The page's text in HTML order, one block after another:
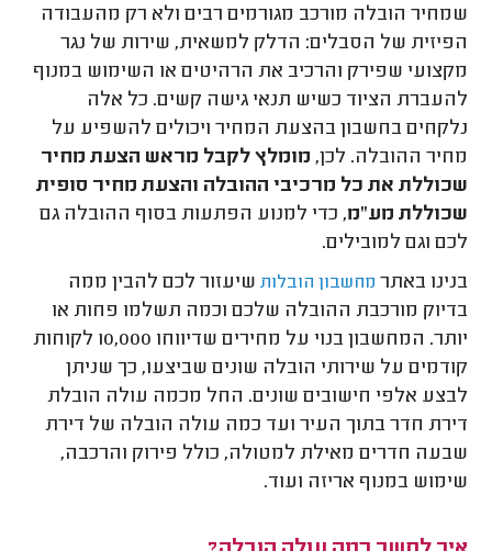
שמחיר הובלה מורכב מגורמים רבים ולא רק מהעבודה
הפיזית של הסבלים: הדלק למשאית, שירות של נגר
מקצועי שפירק והרכיב את הרהיטים או השימוש במנוף
להעברת הציוד כשיש תנאי גישה קשים. כל אלה
נלקחים בחשבון בהצעת המחיר ויכולים להשפיע על
מחיר ההובלה. לכן, מומלץ לקבל מראש הצעת מחיר
שכוללת את כל מרכיבי ההובלה והצעת מחיר סופית
שכוללת מע"מ, כדי למנוע הפתעות בסוף ההובלה גם
לכם וגם למובילים.
בנינו באתר מחשבון הובלות שיעזור לכם להבין ממה
בדיוק מורכבת ההובלה שלכם וכמה תשלמו פחות או
יותר. המחשבון בנוי על מחירים שדיווחו 10,000 לקוחות
קודמים על שירותי הובלה שונים שביצעו, כך שניתן
לבצע אלפי חישובים שונים. החל מכמה עולה הובלת
דירת חדר בתוך העיר ועד כמה עולה הובלה של דירת
שבעה חדרים מאילת למטולה, כולל פירוק והרכבה,
שימוש במנוף אריזה ועוד.